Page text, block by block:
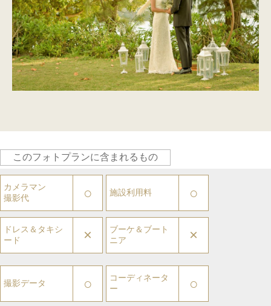
このフォトプランに含まれるもの
カメラマン
撮影代
○
ドレス＆タキシ
ード
×
施設利用料 ○
ブーケ＆ブート
ニア
×
撮影データ ○
コーディネータ
ー
○